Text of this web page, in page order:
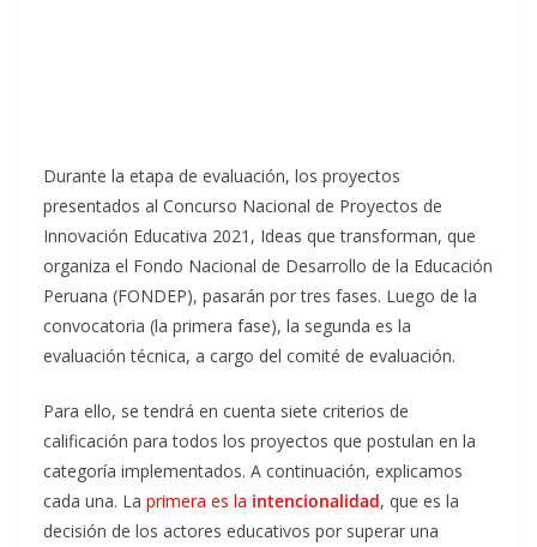
Durante la etapa de evaluación, los proyectos
presentados al Concurso Nacional de Proyectos de
Innovación Educativa 2021, Ideas que transforman, que
organiza el Fondo Nacional de Desarrollo de la Educación
Peruana (FONDEP), pasarán por tres fases. Luego de la
convocatoria (la primera fase), la segunda es la
evaluación técnica, a cargo del comité de evaluación.
Para ello, se tendrá en cuenta siete criterios de
calificación para todos los proyectos que postulan en la
categoría implementados. A continuación, explicamos
cada una. La primera es la intencionalidad, que es la
decisión de los actores educativos por superar una